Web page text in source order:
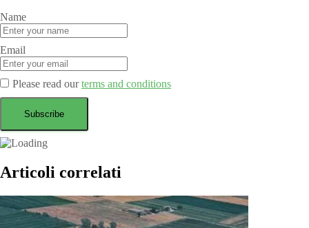
Name
Email
Please read ourterms and conditions
Articoli correlati